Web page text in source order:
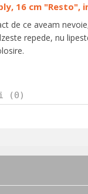
16 cm "Resto",
de ce aveam
repede, nu
(0)